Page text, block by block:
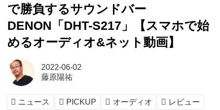
で勝負するサウンドバー
DENON「DHT-S217」【スマホで始
めるオーディオ&ネット動画】
2022-06-02
藤原陽祐
ニュース PICKUP オーディオ
レビュー